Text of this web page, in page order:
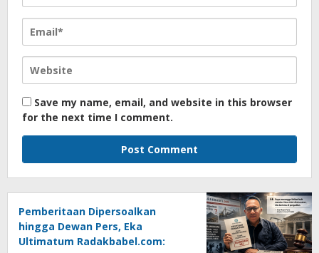
Save my name, email, and website in this browser
for the next time I comment.
Pemberitaan Dipersoalkan
hingga Dewan Pers, Eka
Ultimatum Radakbabel.com: